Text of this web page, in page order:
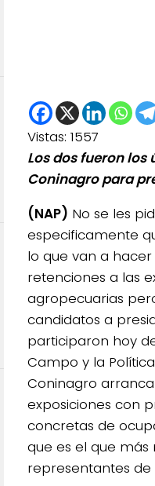
Vistas: 1557
Los dos fueron
Coninagro para
(NAP) No se les
especificamente
lo que van a hacer
retenciones a las
agropecuarias
candidatos a
participaron hoy
Campo y la
Coninagro
exposiciones con
concretas de
que es el que más
representantes de